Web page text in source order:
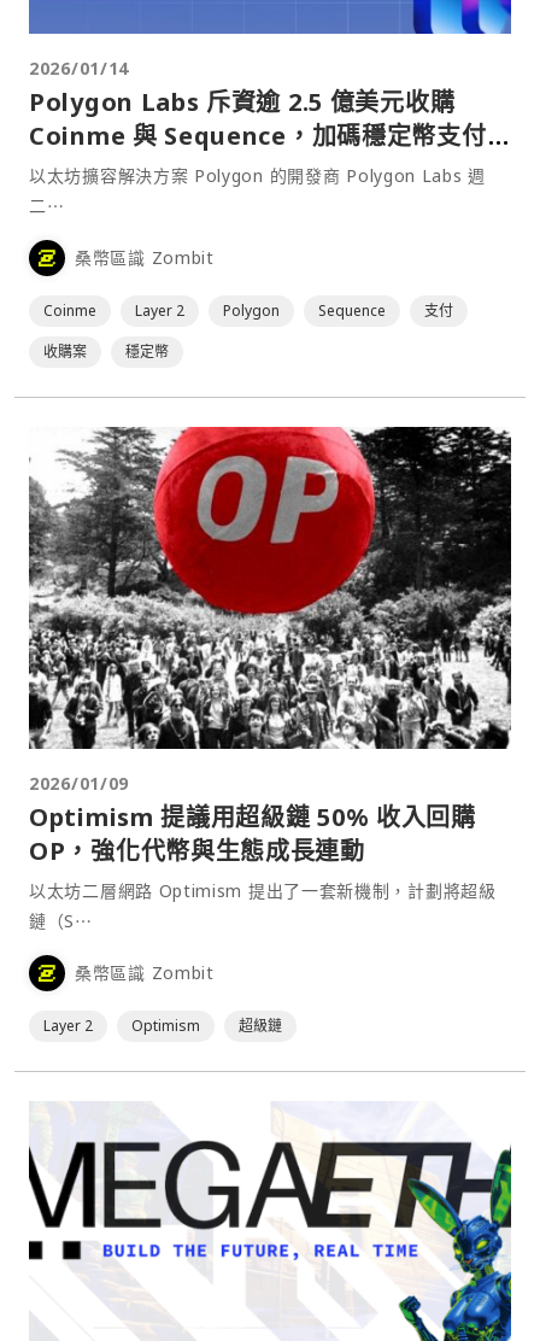
2026/01/14
Polygon Labs 斥資逾 2.5 億美元收購
Coinme 與 Sequence，加碼穩定幣支付
版圖
以太坊擴容解決方案 Polygon 的開發商 Polygon Labs 週
二⋯
桑幣區識 Zombit
Coinme Layer 2 Polygon Sequence
支付
收購案
穩定幣
2026/01/09
Optimism 提議用超級鏈 50% 收入回購
OP，強化代幣與生態成長連動
以太坊二層網路 Optimism 提出了一套新機制，計劃將超級
鏈（S⋯
桑幣區識 Zombit
Layer 2 Optimism 超級鏈